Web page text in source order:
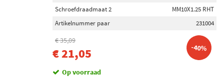
Schroefdraadmaat 2
MM10X1.25 RHT
Artikelnummer paar
231004
€ 35,09
€ 21,05 -40%
Op voorraad